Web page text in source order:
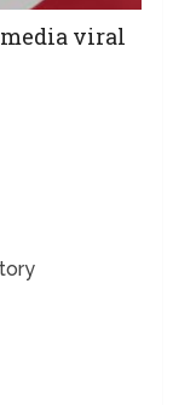
media viral